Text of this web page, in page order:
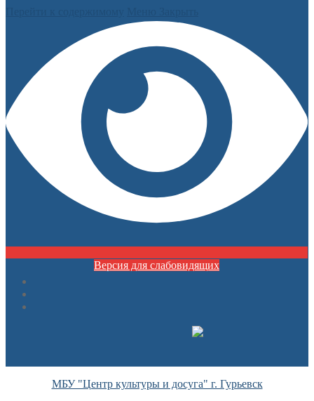
Версия для слабовидящих
МБУ "Центр культуры и досуга" г. Гурьевск